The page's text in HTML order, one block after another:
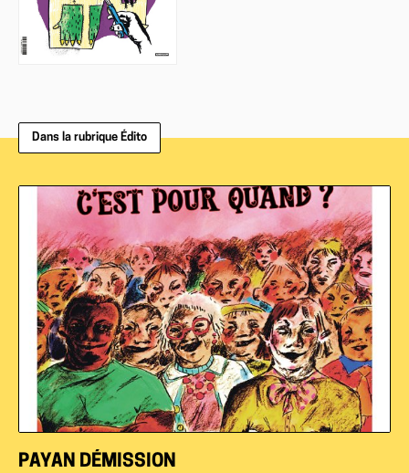
Dans la rubrique Édito
PAYAN DÉMISSION